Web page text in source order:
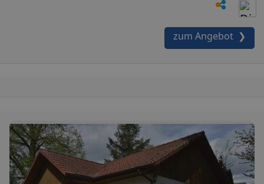
zum Angebot ❯